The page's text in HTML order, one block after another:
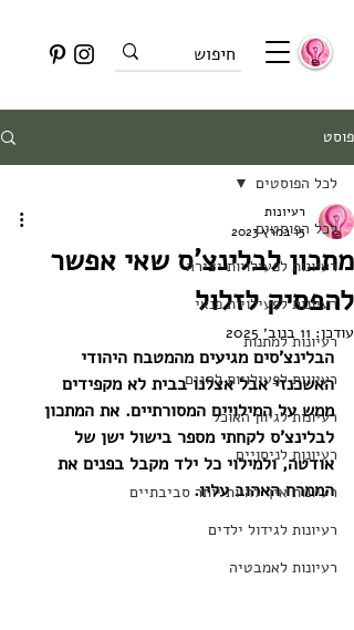
פוסט
לכל הפוסטים
רעיונות לפעילויות יצירה
רעיונות לפעילויות פנאי
רעיונות למתנות
רעיונות לפעילויות לחגים
רעיונות לגיוון האוכל
רעיונות לניסויים
רעיונות איך להיות יותר סביבתיים
רעיונות לגידול ילדים
רעיונות לאמבטיה
לכל הפוסטים
מתכון לבלינצ'ס שאי אפשר
להפסיק לזלול
רעיונות
15 במרץ 2023
עודכן: 11 בנוב׳ 2025
הבלינצ'סים מגיעים מהמטבח היהודי
האשכנזי אבל אצלנו בבית לא מקפידים
ממש על המילויים המסורתיים. את המתכון
לבלינצ'ס לקחתי מספר בישול ישן של
אודטה, ולמילוי כל ילד מקבל בפנים את
הממרח האהוב עליו.